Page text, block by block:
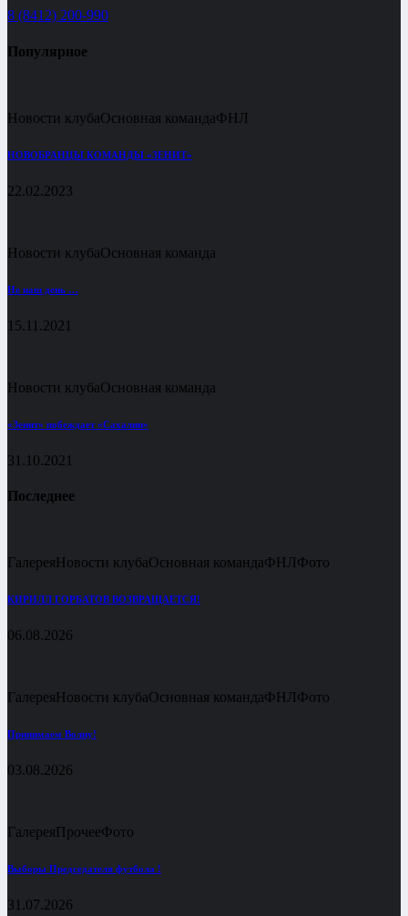
8 (8412) 200-990
Популярное
Новости клубаОсновная командаФНЛ
НОВОБРАНЦЫ КОМАНДЫ «ЗЕНИТ»
22.02.2023
Новости клубаОсновная команда
Не наш день …
15.11.2021
Новости клубаОсновная команда
«Зенит» побеждает «Сахалин»
31.10.2021
Последнее
ГалереяНовости клубаОсновная командаФНЛФото
КИРИЛЛ ГОРБАТОВ ВОЗВРАЩАЕТСЯ!
06.08.2026
ГалереяНовости клубаОсновная командаФНЛФото
Принимаем Волну!
03.08.2026
ГалереяПрочееФото
Выборы Председателя футбола !
31.07.2026